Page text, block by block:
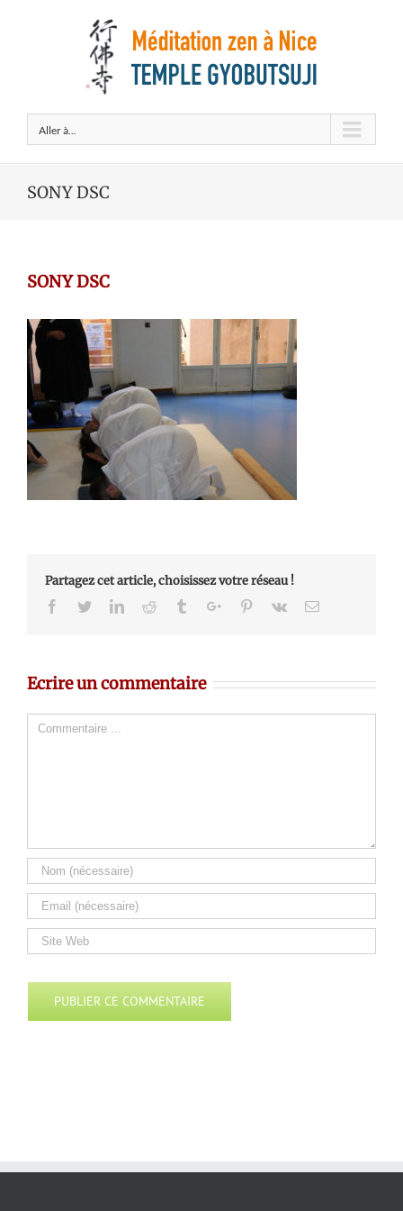
Aller à...
SONY DSC
SONY DSC
Partagez cet article, choisissez votre réseau !
Facebook
TwitterLinkedinReddit TumblrGoogle+Pinterest
Vk Email
Ecrire un commentaire
Comment